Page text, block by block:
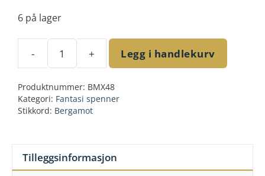
6 på lager
-
Merlin
crystal
ball
+ Legg i handlekurv
Produktnummer: BMX48
Kategori: Fantasi spenner
Stikkord: Bergamot
Tilleggsinformasjon